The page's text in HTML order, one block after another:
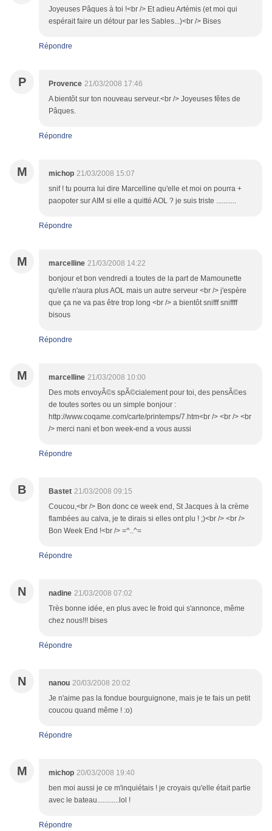
Joyeuses Pâques à toi !<br /> Et adieu Artémis (et moi qui
espérait faire un détour par les Sables...)<br /> Bises
Répondre
P Provence 21/03/2008 17:46
A bientôt sur ton nouveau serveur.<br /> Joyeuses fêtes de
Pâques.
Répondre
M michop 21/03/2008 15:07
snif ! tu pourra lui dire Marcelline qu'elle et moi on pourra +
paopoter sur AIM si elle a quitté AOL ? je suis triste ...........
Répondre
M marcelline 21/03/2008 14:22
bonjour et bon vendredi a toutes de la part de Mamounette
qu'elle n'aura plus AOL mais un autre serveur <br /> j'espère
que ça ne va pas être trop long <br /> a bientôt snifff sniffff
bisous
Répondre
M marcelline 21/03/2008 10:00
Des mots envoyÃ©s spÃ©cialement pour toi, des pensÃ©es
de toutes sortes ou un simple bonjour :
http://www.coqame.com/carte/printemps/7.htm<br /> <br /> <br
/> merci nani et bon week-end a vous aussi
Répondre
B Bastet 21/03/2008 09:15
Coucou,<br /> Bon donc ce week end, St Jacques à la crème
flambées au calva, je te dirais si elles ont plu ! ;)<br /> <br />
Bon Week End !<br /> =^..^=
Répondre
N nadine 21/03/2008 07:02
Très bonne idée, en plus avec le froid qui s'annonce, même
chez nous!!! bises
Répondre
N nanou 20/03/2008 20:02
Je n'aime pas la fondue bourguignone, mais je te fais un petit
coucou quand même ! :o)
Répondre
M michop 20/03/2008 19:40
ben moi aussi je ce m'inquiétais ! je croyais qu'elle était partie
avec le bateau............lol !
Répondre